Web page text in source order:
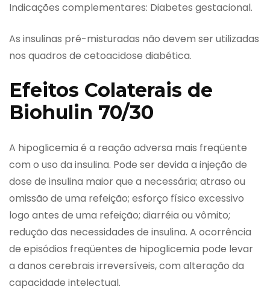
Indicações complementares: Diabetes gestacional.
As insulinas pré-misturadas não devem ser utilizadas
nos quadros de cetoacidose diabética.
Efeitos Colaterais de
Biohulin 70/30
A hipoglicemia é a reação adversa mais freqüente
com o uso da insulina. Pode ser devida a injeção de
dose de insulina maior que a necessária; atraso ou
omissão de uma refeição; esforço físico excessivo
logo antes de uma refeição; diarréia ou vômito;
redução das necessidades de insulina. A ocorrência
de episódios freqüentes de hipoglicemia pode levar
a danos cerebrais irreversíveis, com alteração da
capacidade intelectual.